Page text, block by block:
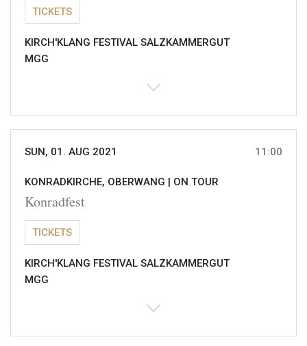
TICKETS
KIRCH'KLANG FESTIVAL SALZKAMMERGUT
MGG
SUN, 01. AUG 2021 11:00
KONRADKIRCHE, OBERWANG | ON TOUR
Konradfest
TICKETS
KIRCH'KLANG FESTIVAL SALZKAMMERGUT
MGG